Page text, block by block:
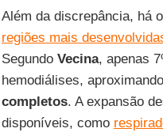
Além da discrepância, há
regiões mais
Segundo Vecina, apenas
hemodiálises,
completos. A expansão
disponíveis, como